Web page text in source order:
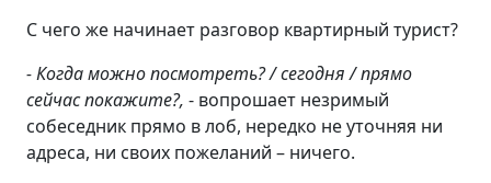
С чего же начинает разговор квартирный турист?
- Когда можно посмотреть? / сегодня / прямо
сейчас покажите?, - вопрошает незримый
собеседник прямо в лоб, нередко не уточняя ни
адреса, ни своих пожеланий – ничего.